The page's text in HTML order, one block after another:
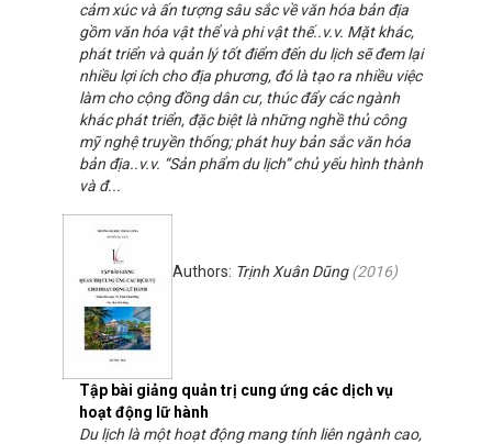
cảm xúc và ấn tượng sâu sắc về văn hóa bản địa
gồm văn hóa vật thể và phi vật thế..v.v. Mặt khác,
phát triển và quản lý tốt điểm đến du lịch sẽ đem lại
nhiều lợi ích cho địa phương, đó là tạo ra nhiều việc
làm cho cộng đồng dân cư, thúc đẩy các ngành
khác phát triển, đặc biệt là những nghề thủ công
mỹ nghệ truyền thống; phát huy bản sắc văn hóa
bản địa..v.v. “Sản phẩm du lịch” chủ yếu hình thành
và đ...
Tập bài giảng quản trị cung ứng các dịch vụ
hoạt động lữ hành
Authors: Trịnh Xuân Dũng(2016)
Du lịch là một hoạt động mang tính liên ngành cao,